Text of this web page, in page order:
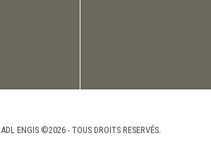
ADL ENGIS ©2026 - TOUS DROITS RESERVÉS.